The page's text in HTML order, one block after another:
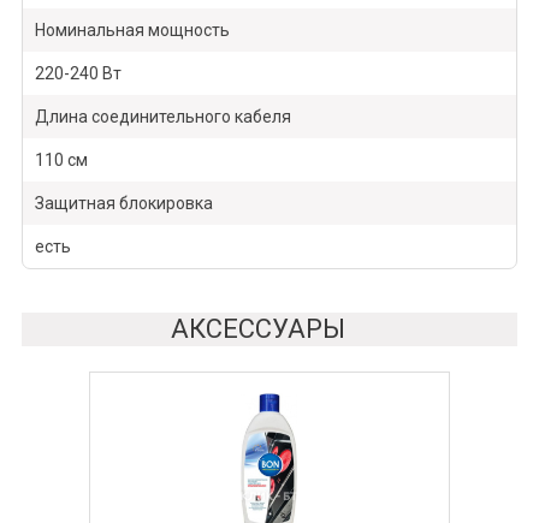
Номинальная мощность
220-240 Вт
Длина соединительного кабеля
110 см
Защитная блокировка
есть
АКСЕССУАРЫ